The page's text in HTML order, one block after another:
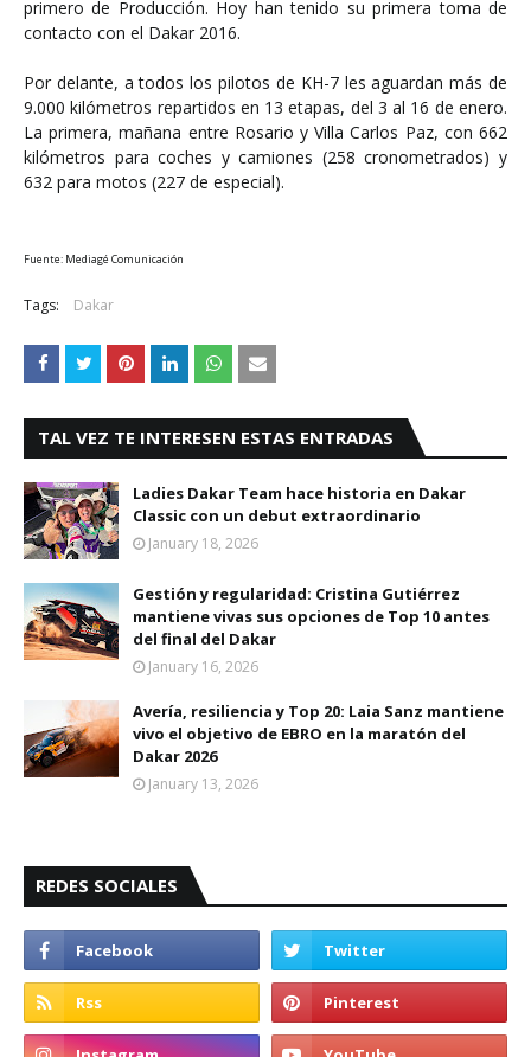
primero de Producción. Hoy han tenido su primera toma de
contacto con el Dakar 2016.
Por delante, a todos los pilotos de KH-7 les aguardan más de
9.000 kilómetros repartidos en 13 etapas, del 3 al 16 de enero.
La primera, mañana entre Rosario y Villa Carlos Paz, con 662
kilómetros para coches y camiones (258 cronometrados) y
632 para motos (227 de especial).
Fuente: Mediagé Comunicación
Tags: Dakar
TAL VEZ TE INTERESEN ESTAS ENTRADAS
Ladies Dakar Team hace historia en Dakar
Classic con un debut extraordinario
January 18, 2026
Gestión y regularidad: Cristina Gutiérrez
mantiene vivas sus opciones de Top 10 antes
del final del Dakar
January 16, 2026
Avería, resiliencia y Top 20: Laia Sanz mantiene
vivo el objetivo de EBRO en la maratón del
Dakar 2026
January 13, 2026
REDES SOCIALES